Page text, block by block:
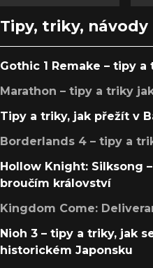
Tipy, triky, návody
Gothic 1 Remake – tipy
Marathon – tipy a triky
Tipy a triky, jak přežít v
Borderlands 4 – tipy a
Hollow Knight: Silksong
broučím království
Kingdom Come:
Nioh 3 – tipy a triky, jak
historickém Japonsku